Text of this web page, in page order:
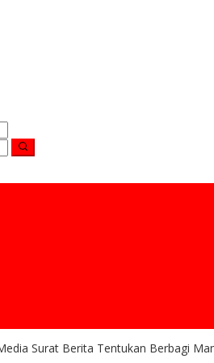
Surat Berita Tentukan Berbagi